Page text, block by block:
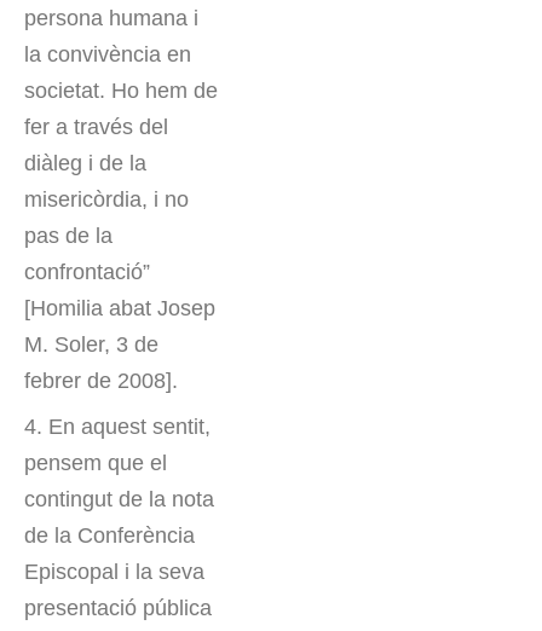
persona humana i
la convivència en
societat. Ho hem de
fer a través del
diàleg i de la
misericòrdia, i no
pas de la
confrontació”
[Homilia abat Josep
M. Soler, 3 de
febrer de 2008].
4. En aquest sentit,
pensem que el
contingut de la nota
de la Conferència
Episcopal i la seva
presentació pública